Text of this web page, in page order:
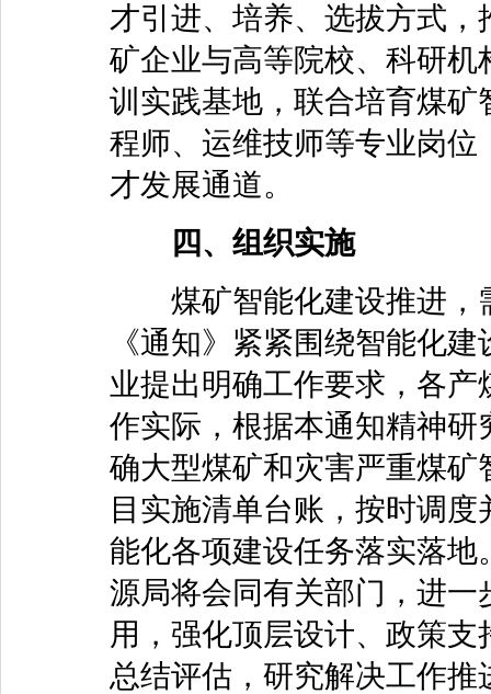
才引进、培养、选拔方式
矿企业与高等院校、科研
训实践基地，联合培育煤
程师、运维技师等专业岗
才发展通道。
四、组织实施
煤矿智能化建设推进，
《通知》紧紧围绕智能化
业提出明确工作要求，各
作实际，根据本通知精神
确大型煤矿和灾害严重煤
目实施清单台账，按时调
能化各项建设任务落实落
源局将会同有关部门，进
用，强化顶层设计、政策
总结评估，研究解决工作推